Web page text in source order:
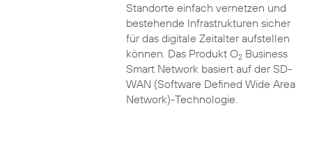
Standorte einfach vernetzen und
bestehende Infrastrukturen sicher
für das digitale Zeitalter aufstellen
können. Das Produkt O2Business
Smart Network basiert auf der SD-
WAN (Software Defined Wide Area
Network)-Technologie.